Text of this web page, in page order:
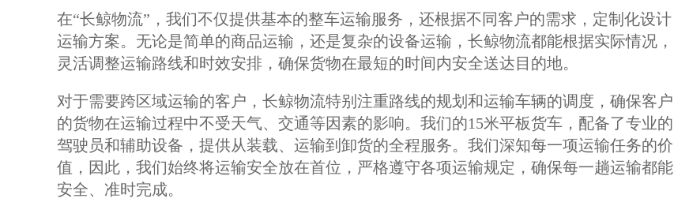
在“长鲸物流”，我们不仅提供基本的整车运输服务，还根据不同客户的需求，定制化设计
运输方案。无论是简单的商品运输，还是复杂的设备运输，长鲸物流都能根据实际情况，
灵活调整运输路线和时效安排，确保货物在最短的时间内安全送达目的地。
对于需要跨区域运输的客户，长鲸物流特别注重路线的规划和运输车辆的调度，确保客户
的货物在运输过程中不受天气、交通等因素的影响。我们的15米平板货车，配备了专业的
驾驶员和辅助设备，提供从装载、运输到卸货的全程服务。我们深知每一项运输任务的价
值，因此，我们始终将运输安全放在首位，严格遵守各项运输规定，确保每一趟运输都能
安全、准时完成。